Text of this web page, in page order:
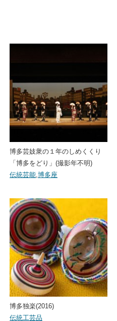
博多芸妓衆の１年のしめくくり
「博多をどり」(撮影年不明)
伝統芸能,博多座
博多独楽(2016)
伝統工芸品